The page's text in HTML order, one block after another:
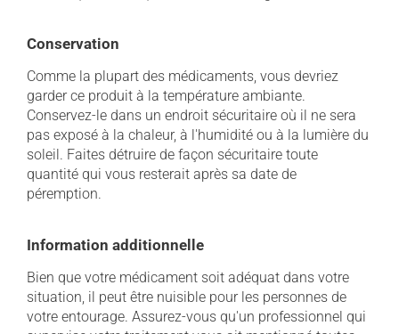
Conservation
Comme la plupart des médicaments, vous devriez
garder ce produit à la température ambiante.
Conservez-le dans un endroit sécuritaire où il ne sera
pas exposé à la chaleur, à l'humidité ou à la lumière du
soleil. Faites détruire de façon sécuritaire toute
quantité qui vous resterait après sa date de
péremption.
Information additionnelle
Bien que votre médicament soit adéquat dans votre
situation, il peut être nuisible pour les personnes de
votre entourage. Assurez-vous qu'un professionnel qui